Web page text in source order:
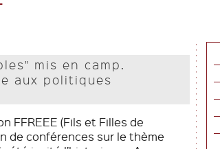
mis en camp.
aux politiques
FFREEE (Fils et Filles de
de conférences sur le thème